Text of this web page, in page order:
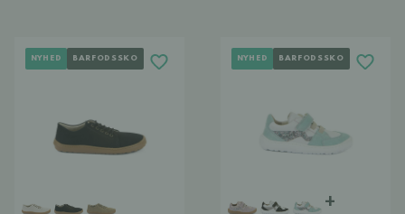
NYHED BARFODSSKO
+
NYHED BARFODSSKO